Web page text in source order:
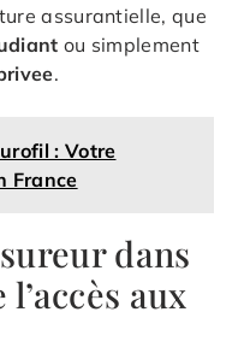
assurantielle, que
ou simplement
.
: Votre
France
dans
aux